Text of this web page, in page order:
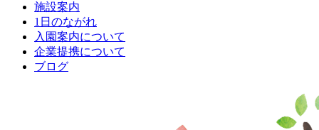
施設案内
1日のながれ
入園案内について
企業提携について
ブログ